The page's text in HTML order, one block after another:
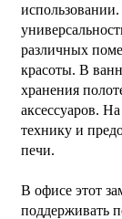
различных
красоты. В
хранения
аксессуаров.
технику и
печи.
В офисе этот
поддерживать